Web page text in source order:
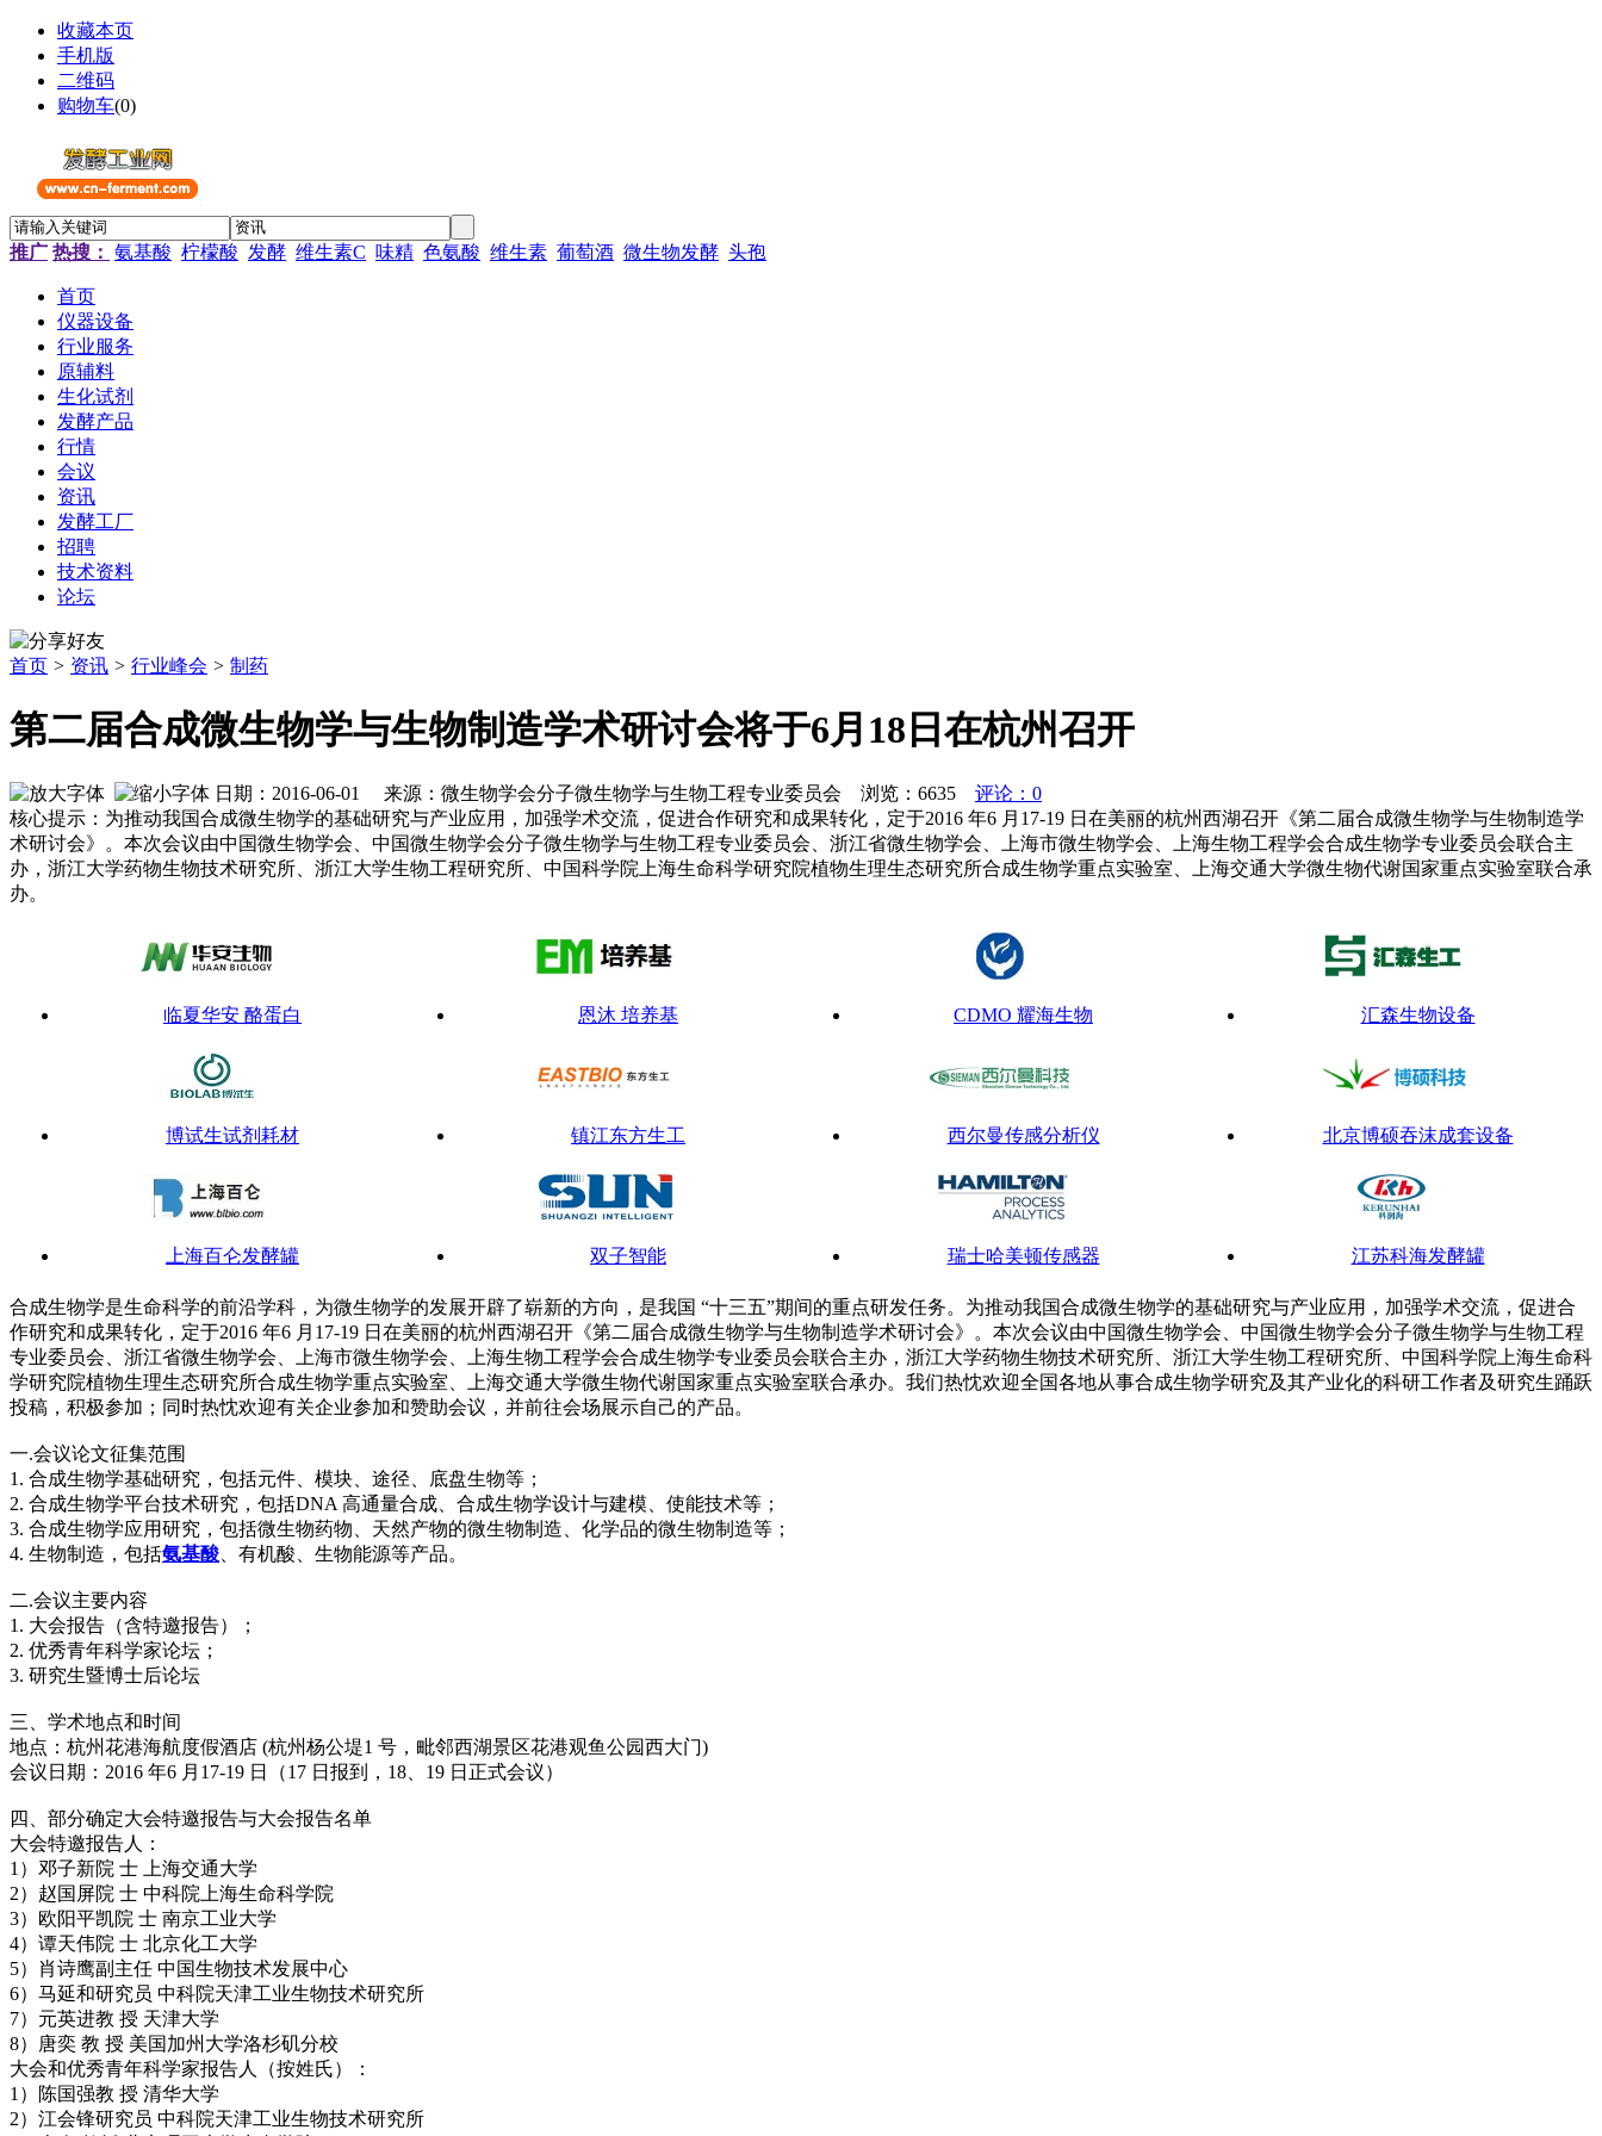
收藏本页
手机版
二维码
购物车(0)
推广 热搜： 氨基酸 柠檬酸 发酵 维生素C 味精 色氨酸 维生素 葡萄酒 微生物发酵 头孢
首页
仪器设备
行业服务
原辅料
生化试剂
发酵产品
行情
会议
资讯
发酵工厂
招聘
技术资料
论坛
首页 > 资讯 > 行业峰会 > 制药
第二届合成微生物学与生物制造学术研讨会将于6月18日在杭州召开
日期：2016-06-01 来源：微生物学会分子微生物学与生物工程专业委员会 浏览： 6635
评论：0
核心提示：为推动我国合成微生物学的基础研究与产业应用，加强学术交流，促进合作研究和成果转化，定于2016 年6 月17-19 日在美丽的杭州西湖召开《第二届合成微生物学与生物制造学
术研讨会》。本次会议由中国微生物学会、中国微生物学会分子微生物学与生物工程专业委员会、浙江省微生物学会、上海市微生物学会、上海生物工程学会合成生物学专业委员会联合主
办，浙江大学药物生物技术研究所、浙江大学生物工程研究所、中国科学院上海生命科学研究院植物生理生态研究所合成生物学重点实验室、上海交通大学微生物代谢国家重点实验室联合承
办。
临夏华安 酪蛋白 恩沐 培养基 CDMO 耀海生物 汇森生物设备
博试生试剂耗材 镇江东方生工 西尔曼传感分析仪 北京博硕吞沫成套设备
上海百仑发酵罐 双子智能 瑞士哈美顿传感器 江苏科海发酵罐
梅特勒-托利多 利捷机械 升华拜克 安琪微生物营养
合成生物学是生命科学的前沿学科，为微生物学的发展开辟了崭新的方向，是我国 “十三五”期间的重点研发任务。为推动我国合成微生物学的基础研究与产业应用，加强学术交流，促进合
作研究和成果转化，定于2016 年6 月17-19 日在美丽的杭州西湖召开《第二届合成微生物学与生物制造学术研讨会》。本次会议由中国微生物学会、中国微生物学会分子微生物学与生物工程
专业委员会、浙江省微生物学会、上海市微生物学会、上海生物工程学会合成生物学专业委员会联合主办，浙江大学药物生物技术研究所、浙江大学生物工程研究所、中国科学院上海生命科
学研究院植物生理生态研究所合成生物学重点实验室、上海交通大学微生物代谢国家重点实验室联合承办。我们热忱欢迎全国各地从事合成生物学研究及其产业化的科研工作者及研究生踊跃
投稿，积极参加；同时热忱欢迎有关企业参加和赞助会议，并前往会场展示自己的产品。
一.会议论文征集范围
1. 合成生物学基础研究，包括元件、模块、途径、底盘生物等；
2. 合成生物学平台技术研究，包括DNA 高通量合成、合成生物学设计与建模、使能技术等；
3. 合成生物学应用研究，包括微生物药物、天然产物的微生物制造、化学品的微生物制造等；
4. 生物制造，包括氨基酸 、有机酸、生物能源等产品。
二.会议主要内容
1. 大会报告（含特邀报告）；
2. 优秀青年科学家论坛；
3. 研究生暨博士后论坛
三、学术地点和时间
地点：杭州花港海航度假酒店 (杭州杨公堤1 号，毗邻西湖景区花港观鱼公园西大门)
会议日期：2016 年6 月17-19 日（17 日报到，18、19 日正式会议）
四、部分确定大会特邀报告与大会报告名单
大会特邀报告人：
1）邓子新院 士 上海交通大学
2）赵国屏院 士 中科院上海生命科学院
3）欧阳平凯院 士 南京工业大学
4）谭天伟院 士 北京化工大学
5）肖诗鹰副主任 中国生物技术发展中心
6）马延和研究员 中科院天津工业生物技术研究所
7）元英进教 授 天津大学
8）唐奕 教 授 美国加州大学洛杉矶分校
大会和优秀青年科学家报告人（按姓氏）：
1）陈国强教 授 清华大学
2）江会锋研究员 中科院天津工业生物技术研究所